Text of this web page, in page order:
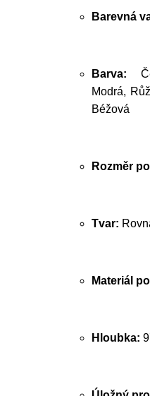
Barevná
Barva:
Modrá,
Béžová
Rozměr
Tvar:
Materiál
Hloubka: